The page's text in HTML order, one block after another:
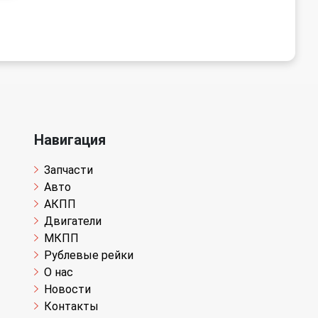
Навигация
Запчасти
Авто
АКПП
Двигатели
МКПП
Рублевые рейки
О нас
Новости
Контакты